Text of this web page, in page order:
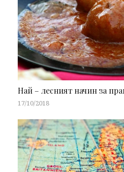
Най – лесният начин за
17/10/2018